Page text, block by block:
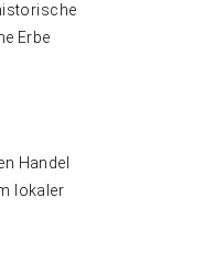
Erbe
Handel
lokaler